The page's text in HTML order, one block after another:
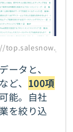
top.salesnow.jp/）
ータと、
ど、 100項
能。自社
を絞り込